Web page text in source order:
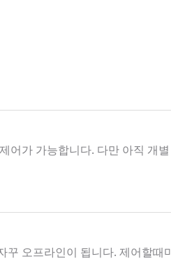
어가 가능합니다. 다만 아직 개
오프라인이 됩니다. 제어할때